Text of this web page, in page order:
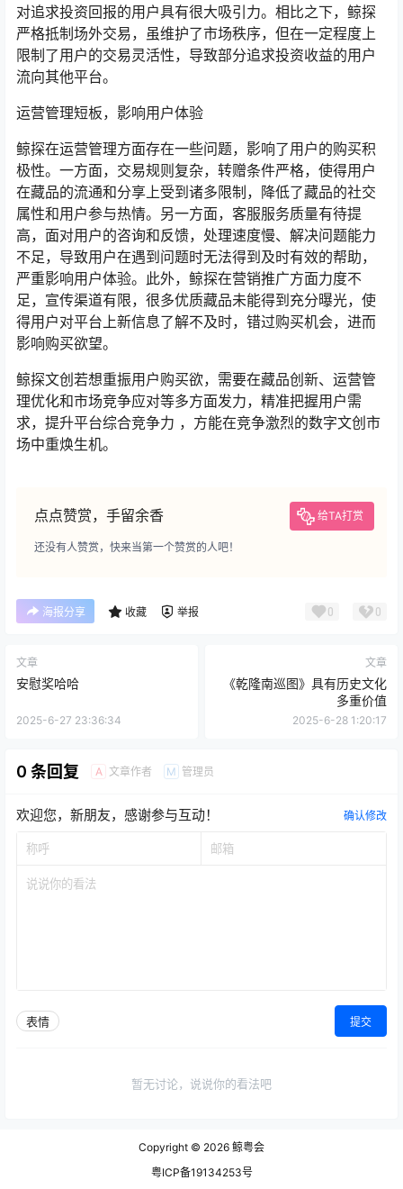
对追求投资回报的用户具有很大吸引力。相比之下，鲸探
严格抵制场外交易，虽维护了市场秩序，但在一定程度上
限制了用户的交易灵活性，导致部分追求投资收益的用户
流向其他平台。
运营管理短板，影响用户体验
鲸探在运营管理方面存在一些问题，影响了用户的购买积
极性。一方面，交易规则复杂，转赠条件严格，使得用户
在藏品的流通和分享上受到诸多限制，降低了藏品的社交
属性和用户参与热情。另一方面，客服服务质量有待提
高，面对用户的咨询和反馈，处理速度慢、解决问题能力
不足，导致用户在遇到问题时无法得到及时有效的帮助，
严重影响用户体验。此外，鲸探在营销推广方面力度不
足，宣传渠道有限，很多优质藏品未能得到充分曝光，使
得用户对平台上新信息了解不及时，错过购买机会，进而
影响购买欲望。
鲸探文创若想重振用户购买欲，需要在藏品创新、运营管
理优化和市场竞争应对等多方面发力，精准把握用户需
求，提升平台综合竞争力 ，方能在竞争激烈的数字文创市
场中重焕生机。
点点赞赏，手留余香 给TA打赏
还没有人赞赏，快来当第一个赞赏的人吧！
海报分享 收藏 举报 0 0
文章
安慰奖哈哈
2025-6-27 23:36:34
文章
《乾隆南巡图》具有历史文化
多重价值
2025-6-28 1:20:17
0 条回复 A 文章作者 M 管理员
欢迎您，新朋友，感谢参与互动！ 确认修改
表情 提交
暂无讨论，说说你的看法吧
Copyright © 2026 鲸粤会
粤ICP备19134253号